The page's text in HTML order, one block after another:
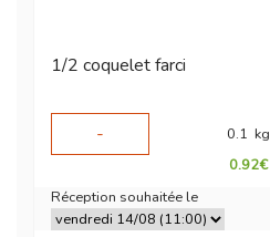
1/2 coquelet farci
-
0.1 kg
0.92€
Réception souhaitée le